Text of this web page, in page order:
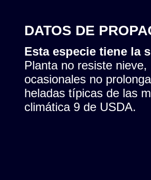
DATOS DE
Esta especie tiene la
Planta no resiste
ocasionales no
heladas típicas de las
climática 9 de USDA.